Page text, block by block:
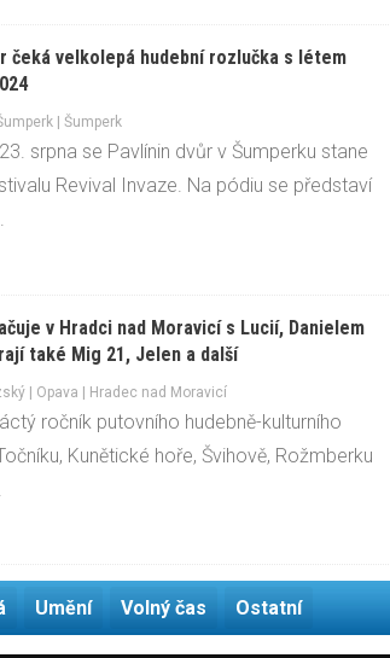
čeká velkolepá hudební rozlučka s létem
| Šumperk
srpna se Pavlínin dvůr v Šumperku stane
Revival Invaze. Na pódiu se představí
v Hradci nad Moravicí s Lucií, Danielem
také Mig 21, Jelen a další
| Opava | Hradec nad Moravicí
ročník putovního hudebně-kulturního
Kunětické hoře, Švihově, Rožmberku
Umění Volný čas Ostatní